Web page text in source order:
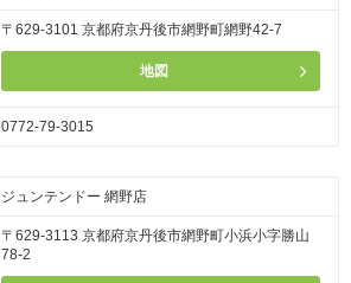
〒629-3101 京都府京丹後市網野町網野42-7
地図
0772-79-3015
ジュンテンドー 網野店
〒629-3113 京都府京丹後市網野町小浜小字勝山
78-2